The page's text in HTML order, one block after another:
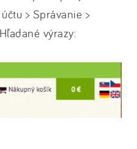
> Správanie >
výrazy: